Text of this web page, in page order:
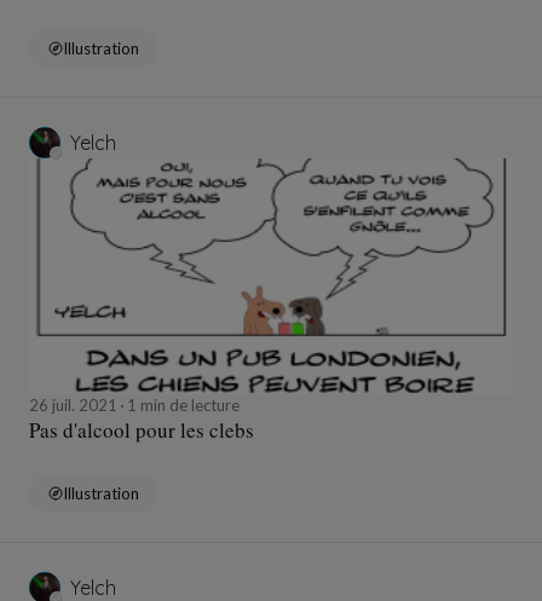
Illustration
Yelch
26 juil. 2021 1 min de lecture
Pas d'alcool pour les clebs
Illustration
Yelch